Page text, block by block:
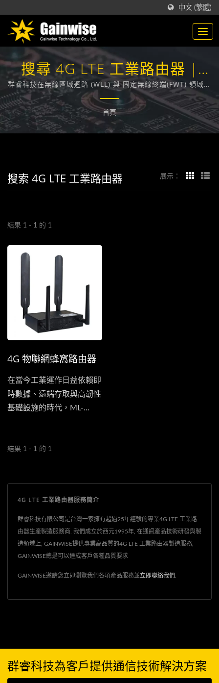
中文 (繁體)
搜尋 4G LTE 工業路由器 |
GAINWISE
群睿科技在無線區域迴路 (WLL) 與 固定無線終端(FWT) 領域，
技術領先業界，在台灣，致力於為各大電信業者提供通訊技術
相關的解決方案。
首頁
搜索 4G LTE 工業路由器 展示：
結果 1 - 1 的 1
4G 物聯網蜂窩路由器
在當今工業運作日益依賴即
時數據、遠端存取與高韌性
基礎設施的時代，ML-
結果 1 - 1 的 1
4G LTE 工業路由器服務簡介
群睿科技有限公司是台灣一家擁有超過25年經驗的專業4G LTE 工業路
由器生產製造服務商. 我們成立於西元1995年, 在通訊產品技術研發與製
造領域上, GAINWISE提供專業高品質的4G LTE 工業路由器製造服務,
GAINWISE總是可以達成客戶各種品質要求
GAINWISE邀請您立即瀏覽我們各項產品服務並立即聯絡我們
群睿科技為客戶提供通信技術解決方案